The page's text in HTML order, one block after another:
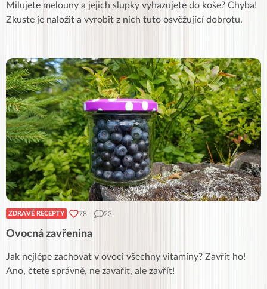
Milujete melouny a jejich slupky vyhazujete do koše? Chyba!
Zkuste je naložit a vyrobit z nich tuto osvěžující dobrotu.
ZDRAVÉ RECEPTY 78 23
Ovocná zavřenina
Jak nejlépe zachovat v ovoci všechny vitamíny? Zavřít ho!
Ano, čtete správně, ne zavařit, ale zavřít!